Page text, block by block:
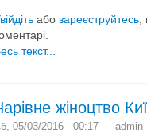
або зареєструйтесь,
текст...
жіноцтво
05/03/2016 - 00:17 — admin